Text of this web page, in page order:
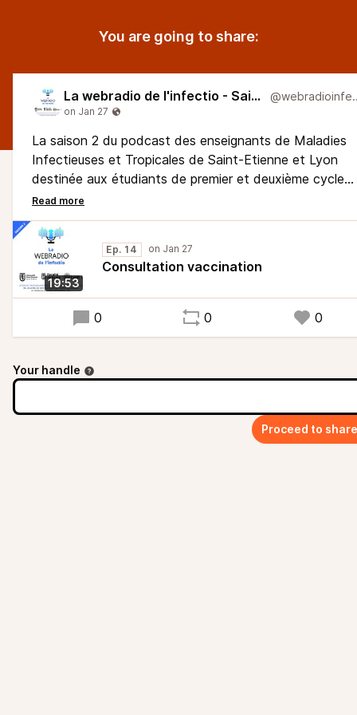
You are going to share:
La webradio de l'infectio - Saison 2
La saison 2 du podcast des enseignants de Maladies
Infectieuses et Tropicales de Saint-Etienne et Lyon
destinée aux étudiants de premier et deuxième cycle
des études médicales.
Ce podcast est dédié à la prévention des maladies
infectieuses par la vaccination.
Ce podcast est librement inspiré du Pilly Etudiant,
l'ouvrage de référence du Collège des Enseignants de
Maladies Infectieuses et Tropicales.
19:53
Ep. 14
Consultation vaccination
0 0 0
Your handle
Proceed to share